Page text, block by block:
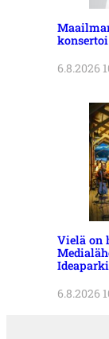
6.8.2026
Vielä on
6.8.2026